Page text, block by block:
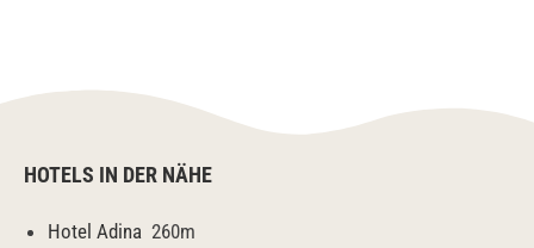
HOTELS IN DER NÄHE
Hotel Adina 260m